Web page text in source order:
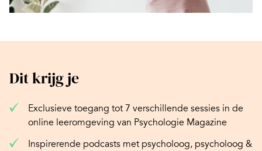
Dit krijg je
Exclusieve toegang tot 7 verschillende sessies in de
online leeromgeving van Psychologie Magazine
Inspirerende podcasts met psycholoog, psycholoog &